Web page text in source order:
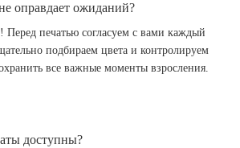
оправдает ожиданий?
Перед печатью согласуем с вами каждый
подбираем цвета и контролируем
все важные моменты взросления.
доступны?